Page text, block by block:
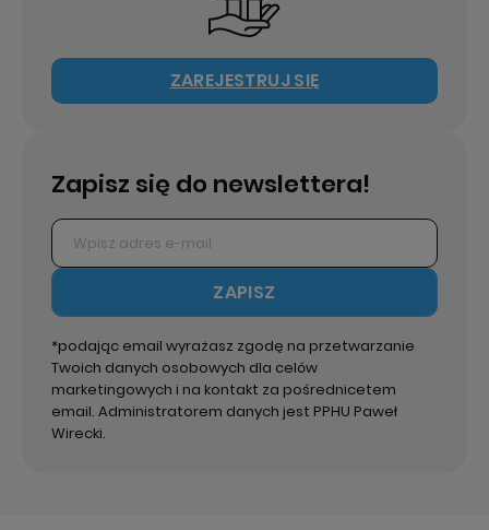
ZAREJESTRUJ SIĘ
Zapisz się do newslettera!
ZAPISZ
*podając email wyrażasz zgodę na przetwarzanie
Twoich danych osobowych dla celów
marketingowych i na kontakt za pośrednicetem
email. Administratorem danych jest PPHU Paweł
Wirecki.